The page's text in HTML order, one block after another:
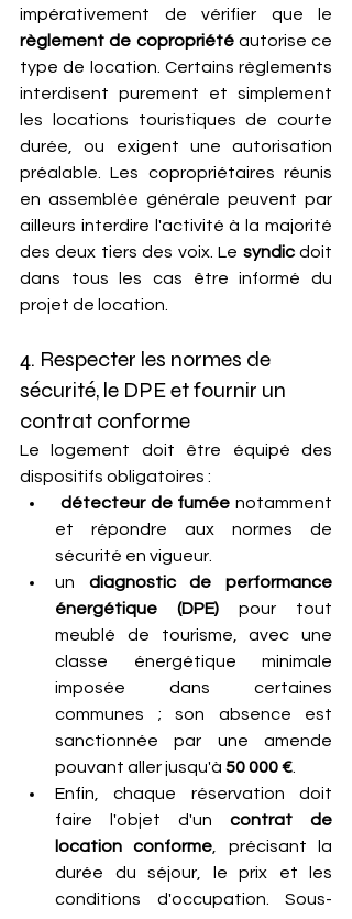
règlement de copropriété autorise ce
type de location. Certains règlements
interdisent purement et simplement
les locations touristiques de courte
durée, ou exigent une autorisation
préalable. Les copropriétaires réunis
en assemblée générale peuvent par
ailleurs interdire l'activité à la majorité
des deux tiers des voix. Le syndic doit
dans tous les cas être informé du
projet de location.
4. Respecter les normes de
sécurité, le DPE et fournir un
contrat conforme
Le logement doit être équipé des
dispositifs obligatoires :
détecteur de fumée notamment
et répondre aux normes de
sécurité en vigueur.
un diagnostic de performance
énergétique (DPE) pour tout
meublé de tourisme, avec une
classe énergétique minimale
imposée dans certaines
communes ; son absence est
sanctionnée par une amende
pouvant aller jusqu'à 50 000 €
Enfin, chaque réservation doit
faire l'objet d'un contrat de
location conforme , précisant la
durée du séjour, le prix et les
conditions d'occupation. Sous-